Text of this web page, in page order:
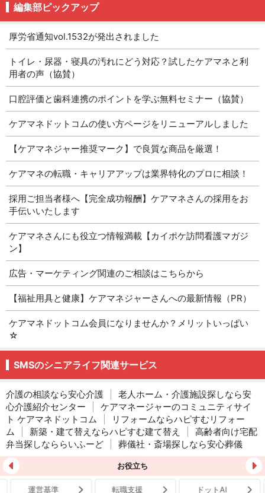
編集部ピックアップ
厚労省通知vol.1532が発出されました
トイレ・尿器・寝具の汚れにどう対応？試したケアマネと利
用者の声（協賛）
口腔評価と歯科連携のポイントを学ぶ無料セミナー（協賛）
ケアマネドットコムの使い方ページをリニューアルしました
【ケアマネジャー推奨マーク】で良質な商品を厳選！
ケアマネの転職・キャリアアップは業界特化のプロに相談！
採用ご担当者様へ【完全成功報酬】ケアマネさんの採用をお
手伝いいたします
ケアマネさんにも役立つ情報満載【カイポケ訪問看護マガジ
ン】
広告・マーケティング関連のご相談はこちらから
【福祉用具と健康】ケアマネジャーさんへの最新情報（PR）
ケアマネドットコム会員になりませんか？メリットいっぱい
☆
SMSのシニアライフ関連サービス
介護の相談なら安心介護
老人ホーム・介護施設探しなら安
心介護紹介センター
ケアマネージャーのコミュニティサイ
ト ケアマネドットコム
リフォームならハピすむリフォー
ム
新築・建て替えならハピすむ建て替え
高齢者向け宅配
弁当探しなららいふーど
葬儀社・斎場探しなら安心葬儀
お役立ち
運営基準 転職支援 ドットAI